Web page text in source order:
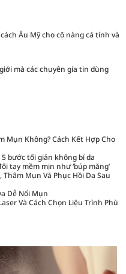
Âu Mỹ cho cô nàng cá tính và
mà các chuyên gia tin dùng
Mụn Không? Cách Kết Hợp Cho
bước tối giản không bí da
tay mềm mịn như ‘búp măng’
Thâm Mụn Và Phục Hồi Da Sau
Dễ Nổi Mụn
Và Cách Chọn Liệu Trình Phù